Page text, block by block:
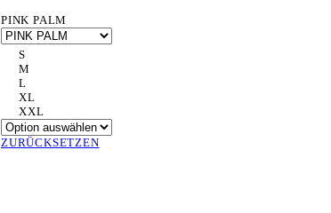
PINK PALM
S
M
L
XL
XXL
ZURÜCKSETZEN